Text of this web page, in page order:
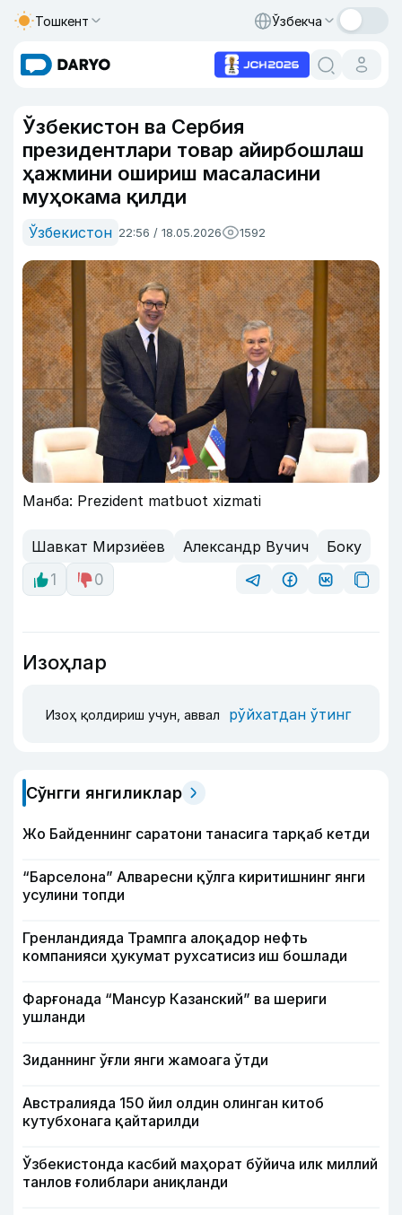
Тошкент Ўзбекча
Ўзбекистон ва Сербия
президентлари товар айирбошлаш
ҳажмини ошириш масаласини
муҳокама қилди
Ўзбекистон 22:56 / 18.05.2026 1592
Манба: Prezident matbuot xizmati
Шавкат Мирзиёев Александр Вучич
Боку
1
0
Изоҳлар
Изоҳ қолдириш учун, аввал рўйхатдан ўтинг
Сўнгги янгиликлар
Жо Байденнинг саратони танасига тарқаб кетди
“Барселона” Алваресни қўлга киритишнинг янги
усулини топди
Гренландияда Трампга алоқадор нефть
компанияси ҳукумат рухсатисиз иш бошлади
Фарғонада “Мансур Казанский” ва шериги
ушланди
Зиданнинг ўғли янги жамоага ўтди
Австралияда 150 йил олдин олинган китоб
кутубхонага қайтарилди
Ўзбекистонда касбий маҳорат бўйича илк миллий
танлов ғолиблари аниқланди